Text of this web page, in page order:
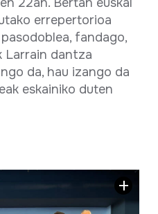
errepertorioa
fandago,
Larrain dantza
da, hau izango da
eskainiko duten